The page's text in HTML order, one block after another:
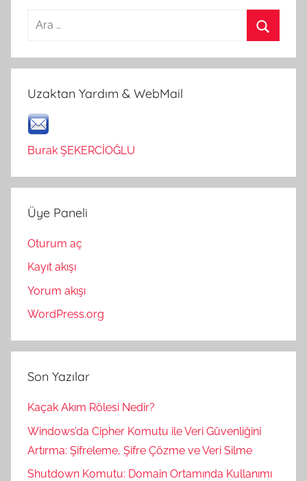
Arama:
Uzaktan Yardım & WebMail
Burak ŞEKERCİOĞLU
Üye Paneli
Oturum aç
Kayıt akışı
Yorum akışı
WordPress.org
Son Yazılar
Kaçak Akım Rölesi Nedir?
Windows’da Cipher Komutu ile Veri Güvenliğini
Artırma: Şifreleme, Şifre Çözme ve Veri Silme
Shutdown Komutu: Domain Ortamında Kullanımı